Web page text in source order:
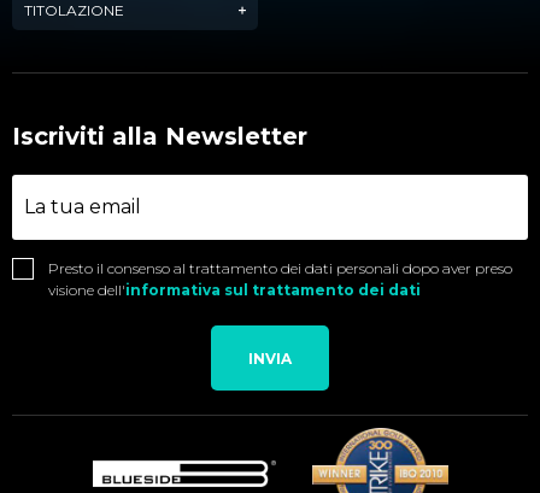
TITOLAZIONE
Iscriviti alla Newsletter
Presto il consenso al trattamento dei dati personali dopo aver preso
visione dell'informativa sul trattamento dei dati
INVIA